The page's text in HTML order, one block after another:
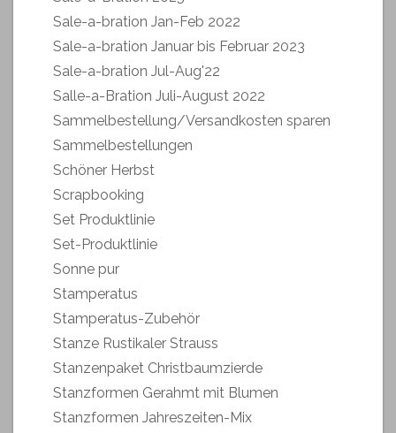
Sale-a-bration Jan-Feb 2022
Sale-a-bration Januar bis Februar 2023
Sale-a-bration Jul-Aug'22
Salle-a-Bration Juli-August 2022
Sammelbestellung/Versandkosten sparen
Sammelbestellungen
Schöner Herbst
Scrapbooking
Set Produktlinie
Set-Produktlinie
Sonne pur
Stamperatus
Stamperatus-Zubehör
Stanze Rustikaler Strauss
Stanzenpaket Christbaumzierde
Stanzformen Gerahmt mit Blumen
Stanzformen Jahreszeiten-Mix